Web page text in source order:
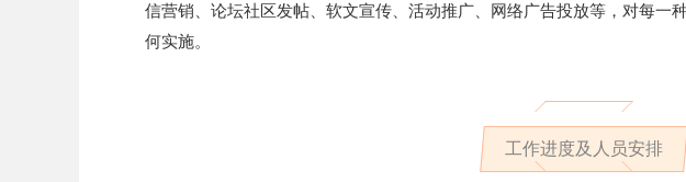
信营销、论坛社区发帖、软文宣传、活动推广、网络广告投放等，对每一
何实施。
工作进度及人员安排